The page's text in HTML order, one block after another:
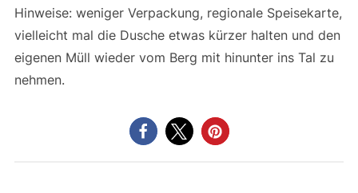
Hinweise: weniger Verpackung, regionale Speisekarte,
vielleicht mal die Dusche etwas kürzer halten und den
eigenen Müll wieder vom Berg mit hinunter ins Tal zu
nehmen.